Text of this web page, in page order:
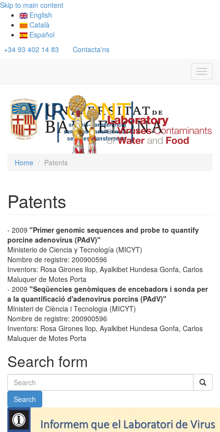
Skip to main content
English
Català
Español
+34 93 402 14 83
Contacta'ns
Home Patents
Patents
- 2009 "Primer genomic sequences and probe to quantify
porcine adenovirus (PAdV)"
Ministerio de Ciencia y Tecnología (MICYT)
Nombre de registre: 200900596
Inventors: Rosa Girones llop, Ayalkibet Hundesa Gonfa, Carlos
Maluquer de Motes Porta
- 2009 "Seqüencies genòmiques de encebadors i sonda per
a la quantificació d'adenovirus porcins (PAdV)"
Ministeri de Ciència i Tecnologia (MICYT)
Nombre de registre: 200900596
Inventors: Rosa Girones llop, Ayalkibet Hundesa Gonfa, Carlos
Maluquer de Motes Porta
Search form
Search